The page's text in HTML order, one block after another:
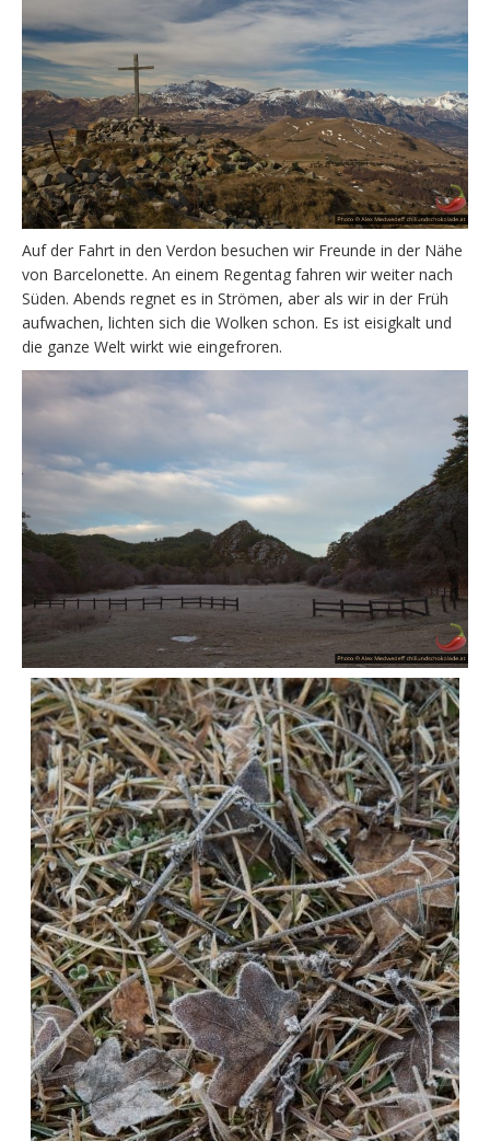
Auf der Fahrt in den Verdon besuchen wir Freunde in der Nähe
von Barcelonette. An einem Regentag fahren wir weiter nach
Süden. Abends regnet es in Strömen, aber als wir in der Früh
aufwachen, lichten sich die Wolken schon. Es ist eisigkalt und
die ganze Welt wirkt wie eingefroren.